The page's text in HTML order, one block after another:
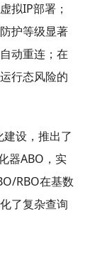
拟IP部署；
护等级显著
动重连；在
行态风险的
设，推出了
器ABO，实
RBO在基数
了复杂查询